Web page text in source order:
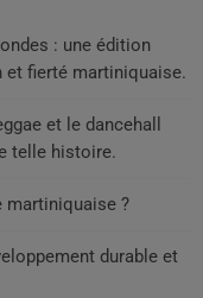
: une édition
et fierté martiniquaise.
et le dancehall
telle histoire.
martiniquaise ?
durable et